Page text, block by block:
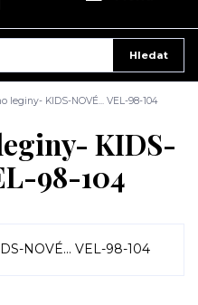
Hledat
leginy- KIDS-NOVÉ... VEL-98-104
KIDS-
98-104